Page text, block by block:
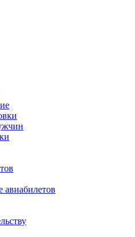
авиабилетов